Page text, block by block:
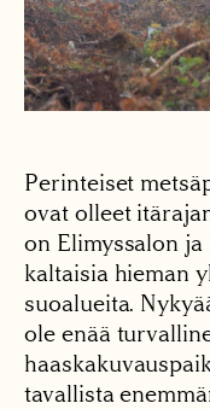
Perinteiset
ovat olleet
on Elimyssalon
kaltaisia hieman
suoalueita.
ole enää
tavallista